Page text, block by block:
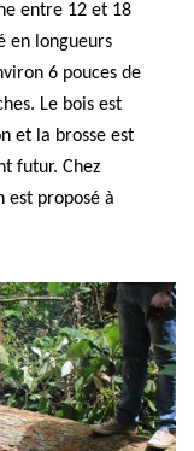
entre 12 et 18
en longueurs
6 pouces de
Le bois est
et la brosse est
futur. Chez
est proposé à